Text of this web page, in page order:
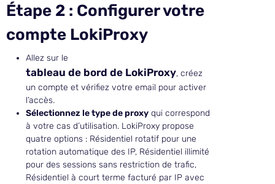
Étape 2 : Configurer votre
compte LokiProxy
Allez sur le
tableau de bord de LokiProxy, créez
un compte et vérifiez votre email pour activer
l’accès.
Sélectionnez le type de proxy qui correspond
à votre cas d’utilisation. LokiProxy propose
quatre options : Résidentiel rotatif pour une
rotation automatique des IP, Résidentiel illimité
pour des sessions sans restriction de trafic,
Résidentiel à court terme facturé par IP avec